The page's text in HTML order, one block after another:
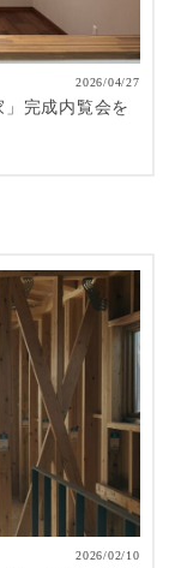
2026/04/27
完成内覧会を
2026/02/10